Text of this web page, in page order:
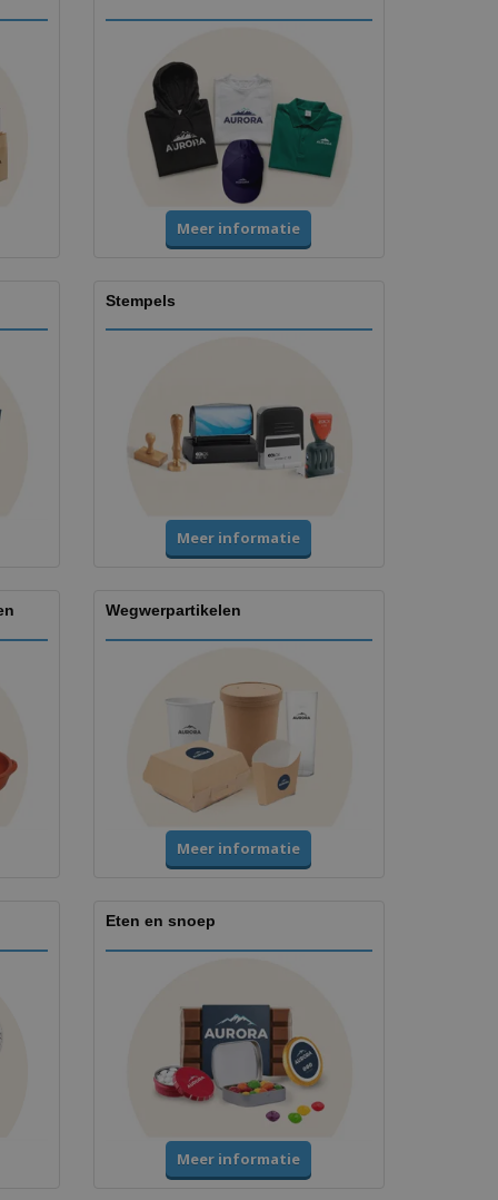
Meer informatie
Stempels
Meer informatie
Wegwerpartikelen
Meer informatie
Eten en snoep
Meer informatie